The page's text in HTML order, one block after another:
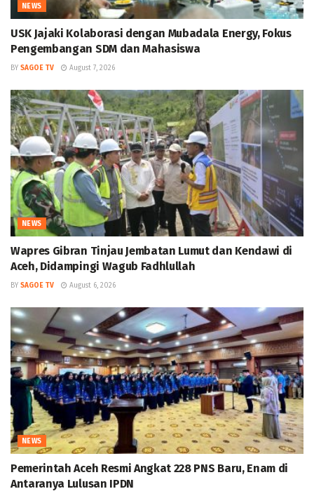
NEWS
USK Jajaki Kolaborasi dengan Mubadala Energy, Fokus
Pengembangan SDM dan Mahasiswa
BY SAGOE TV August 7, 2026
NEWS
Wapres Gibran Tinjau Jembatan Lumut dan Kendawi di
Aceh, Didampingi Wagub Fadhlullah
BY SAGOE TV August 6, 2026
NEWS
Pemerintah Aceh Resmi Angkat 228 PNS Baru, Enam di
Antaranya Lulusan IPDN